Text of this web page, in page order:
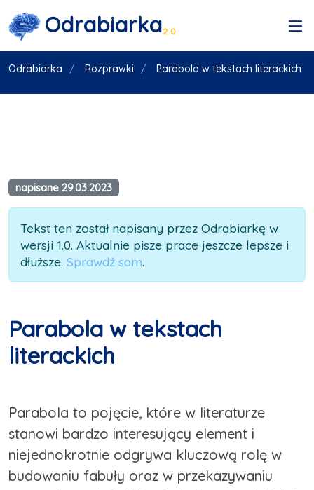
Odrabiarka2.0
Odrabiarka Rozprawki Parabola w tekstach literackich
napisane 29.03.2023
Tekst ten został napisany przez Odrabiarkę w
wersji 1.0. Aktualnie pisze prace jeszcze lepsze i
dłuższe. Sprawdź sam.
Parabola w tekstach
literackich
Parabola to pojęcie, które w literaturze
stanowi bardzo interesujący element i
niejednokrotnie odgrywa kluczową rolę w
budowaniu fabuły oraz w przekazywaniu